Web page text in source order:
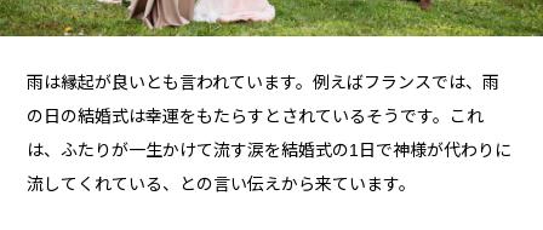
雨は縁起が良いとも言われています。例えばフランスでは、雨
の日の結婚式は幸運をもたらすとされているそうです。これ
は、ふたりが一生かけて流す涙を結婚式の1日で神様が代わりに
流してくれている、との言い伝えから来ています。